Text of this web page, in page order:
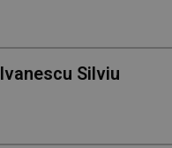
Ivanescu Silviu